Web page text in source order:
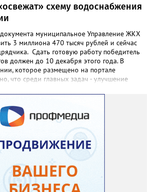
схему водоснабжения
муниципальное Управление ЖКХ
3 миллиона 470 тысяч рублей и сейчас
Сдать готовую работу победитель
должен до 10 декабря этого года. В
которое размещено на портале
что среди главных задач - улучшение
систем. Кроме электронных
нужно разработать предложения по
водоснабжения и канализации,
а также представить перечень
и возможные сценарии развития этой
хозяйства. В июне 2025 года
о подобных торгах. Тогда цена
в три раза выше - 9 миллионов 13 тысяч
работ была разработка электронной